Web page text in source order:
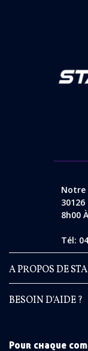
Notre
30126
8h00
Tél:
A PROPOS DE
BESOIN D'AIDE ?
Pour chaque